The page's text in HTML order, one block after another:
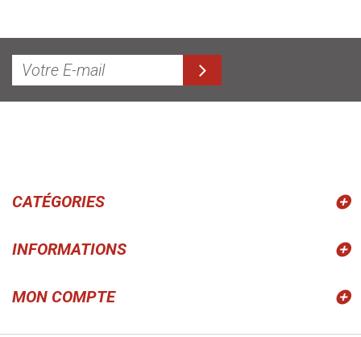
CATÉGORIES
INFORMATIONS
MON COMPTE